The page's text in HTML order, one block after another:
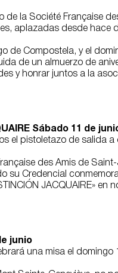
de la Société Française
aplazadas desde hace
de Compostela, y el
de un almuerzo de
y honrar juntos a la
Sábado 11 de
el pistoletazo de salida
des Amis de
su Credencial
JACQUAIRE» en
junio
una misa el